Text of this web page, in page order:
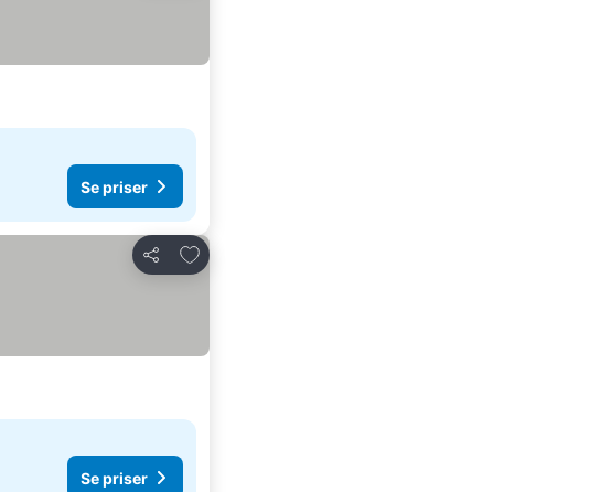
Se priser
Del
Føj til favoritter
Se priser